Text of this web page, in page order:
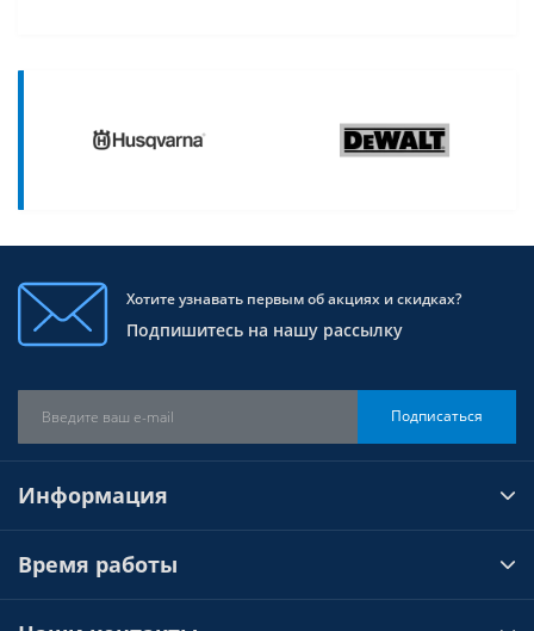
Хотите узнавать первым об акциях и скидках?
Подпишитесь на нашу рассылку
Подписаться
Информация
Время работы